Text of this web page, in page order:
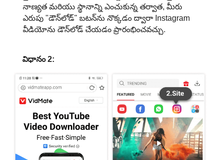
నాణ్యత మరియు స్థానాన్ని ఎంచుకున్న తర్వాత, మీరు
ఎరుపు "డౌన్‌లోడ్" బటన్‌ను నొక్కడం ద్వారా Instagram
వీడియోను డౌన్‌లోడ్ చేయడం ప్రారంభించవచ్చు.
విధానం 2: